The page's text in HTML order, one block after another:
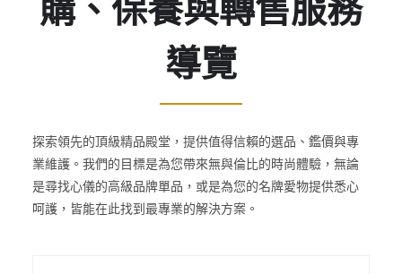
購、保養與轉售服務
導覽
探索領先的頂級精品殿堂，提供值得信賴的選品、鑑價與專
業維護。我們的目標是為您帶來無與倫比的時尚體驗，無論
是尋找心儀的高級品牌單品，或是為您的名牌愛物提供悉心
呵護，皆能在此找到最專業的解決方案。